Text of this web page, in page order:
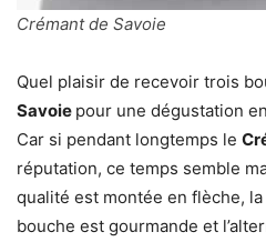
Crémant de Savoie
Quel plaisir de recevoir trois
Savoie pour une dégustation
Car si pendant longtemps le
réputation, ce temps semble
qualité est montée en flèche,
bouche est gourmande et